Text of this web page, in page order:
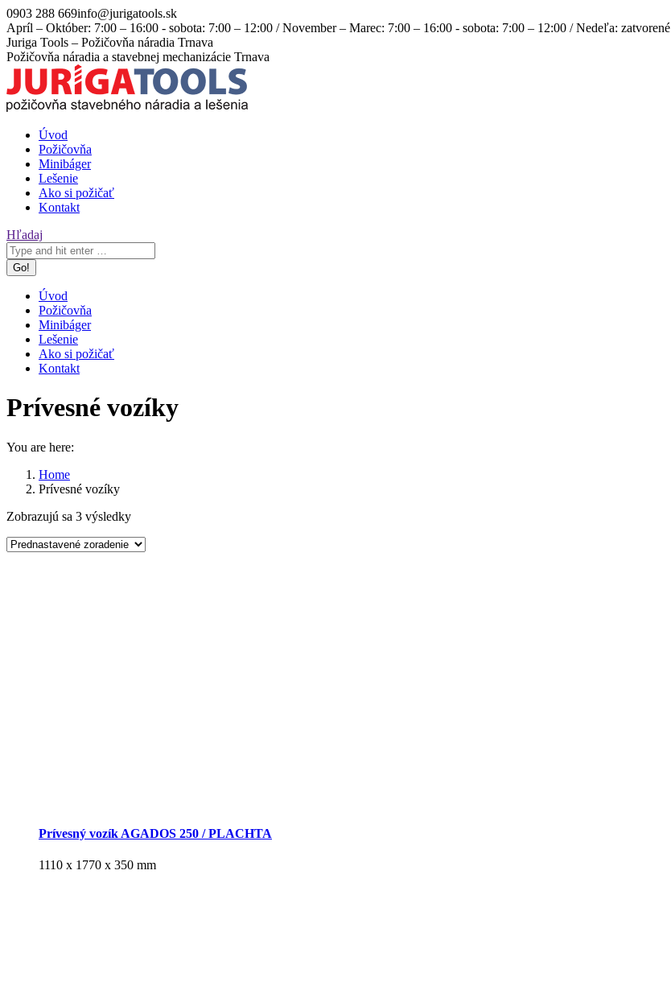
Skip
to
content
0903 288 669info@jurigatools.sk
Apríl – Október: 7:00 – 16:00 - sobota: 7:00 – 12:00 / November – Marec: 7:00 – 16:00 - sobota: 7:00 – 12:00 / Nedeľa: zatvorené
Facebook
page
opens
in
new
window
Instagram
page
opens
in
new
window
Juriga Tools – Požičovňa náradia Trnava
Požičovňa náradia a stavebnej mechanizácie Trnava
Úvod
Požičovňa
Minibáger
Lešenie
Ako si požičať
Kontakt
Search:
Hľadaj
Úvod
Požičovňa
Minibáger
Lešenie
Ako si požičať
Kontakt
Prívesné vozíky
You are here:
Home
Prívesné vozíky
Zobrazujú sa 3 výsledky
Prívesný vozík AGADOS 250 / PLACHTA
1110 x 1770 x 350 mm